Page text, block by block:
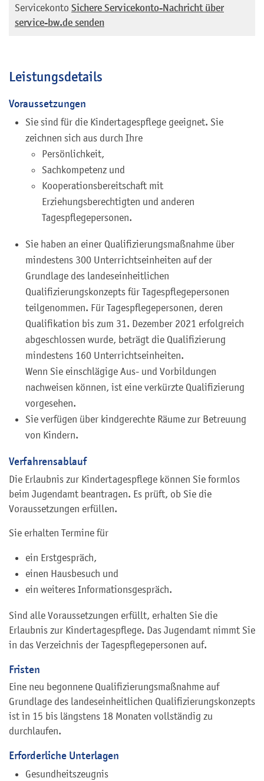
Servicekonto Sichere Servicekonto-Nachricht über
service-bw.de senden
Leistungsdetails
Voraussetzungen
Sie sind für die Kindertagespflege geeignet. Sie
zeichnen sich aus durch Ihre
Persönlichkeit,
Sachkompetenz und
Kooperationsbereitschaft mit
Erziehungsberechtigten und anderen
Tagespflegepersonen.
Sie haben an einer Qualifizierungsmaßnahme über
mindestens 300 Unterrichtseinheiten auf der
Grundlage des landeseinheitlichen
Qualifizierungskonzepts für Tagespflegepersonen
teilgenommen. Für Tagespflegepersonen, deren
Qualifikation bis zum 31. Dezember 2021 erfolgreich
abgeschlossen wurde, beträgt die Qualifizierung
mindestens 160 Unterrichtseinheiten.
Wenn Sie einschlägige Aus- und Vorbildungen
nachweisen können, ist eine verkürzte Qualifizierung
vorgesehen.
Sie verfügen über kindgerechte Räume zur Betreuung
von Kindern.
Verfahrensablauf
Die Erlaubnis zur Kindertagespflege können Sie formlos
beim Jugendamt beantragen. Es prüft, ob Sie die
Voraussetzungen erfüllen.
Sie erhalten Termine für
ein Erstgespräch,
einen Hausbesuch und
ein weiteres Informationsgespräch.
Sind alle Voraussetzungen erfüllt, erhalten Sie die
Erlaubnis zur Kindertagespflege. Das Jugendamt nimmt Sie
in das Verzeichnis der Tagespflegepersonen auf.
Fristen
Eine neu begonnene Qualifizierungsmaßnahme auf
Grundlage des landeseinheitlichen Qualifizierungskonzepts
ist in 15 bis längstens 18 Monaten vollständig zu
durchlaufen.
Erforderliche Unterlagen
Gesundheitszeugnis